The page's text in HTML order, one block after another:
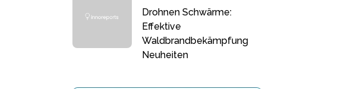
Drohnen Schwärme:
Effektive
Waldbrandbekämpfung
Neuheiten